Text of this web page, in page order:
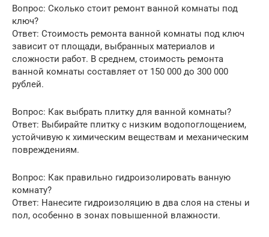
Вопрос: Сколько стоит ремонт ванной комнаты под
ключ?
Ответ: Стоимость ремонта ванной комнаты под ключ
зависит от площади, выбранных материалов и
сложности работ. В среднем, стоимость ремонта
ванной комнаты составляет от 150 000 до 300 000
рублей.
Вопрос: Как выбрать плитку для ванной комнаты?
Ответ: Выбирайте плитку с низким водопоглощением,
устойчивую к химическим веществам и механическим
повреждениям.
Вопрос: Как правильно гидроизолировать ванную
комнату?
Ответ: Нанесите гидроизоляцию в два слоя на стены и
пол, особенно в зонах повышенной влажности.